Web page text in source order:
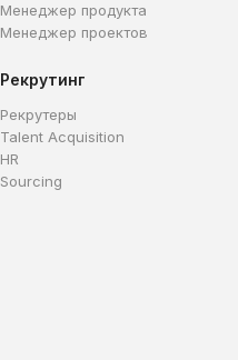
Менеджер продукта
Менеджер проектов
Рекрутинг
Рекрутеры
Talent Acquisition
HR
Sourcing